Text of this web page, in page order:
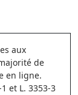
aux
de
en ligne.
1 et L. 3353-3